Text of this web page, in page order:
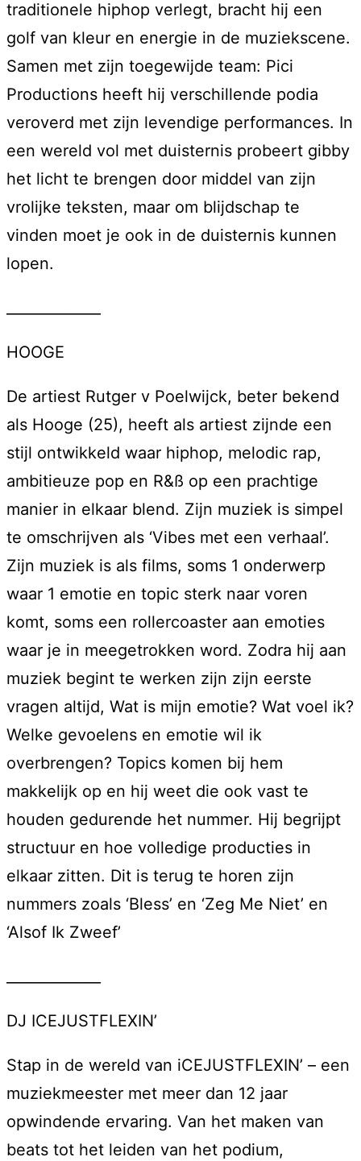
traditionele hiphop verlegt, bracht hij een
golf van kleur en energie in de muziekscene.
Samen met zijn toegewijde team: Pici
Productions heeft hij verschillende podia
veroverd met zijn levendige performances. In
een wereld vol met duisternis probeert gibby
het licht te brengen door middel van zijn
vrolijke teksten, maar om blijdschap te
vinden moet je ook in de duisternis kunnen
lopen.
HOOGE
De artiest Rutger v Poelwijck, beter bekend
als Hooge (25), heeft als artiest zijnde een
stijl ontwikkeld waar hiphop, melodic rap,
ambitieuze pop en R&ß op een prachtige
manier in elkaar blend. Zijn muziek is simpel
te omschrijven als ‘Vibes met een verhaal’.
Zijn muziek is als films, soms 1 onderwerp
waar 1 emotie en topic sterk naar voren
komt, soms een rollercoaster aan emoties
waar je in meegetrokken word. Zodra hij aan
muziek begint te werken zijn zijn eerste
vragen altijd, Wat is mijn emotie? Wat voel ik?
Welke gevoelens en emotie wil ik
overbrengen? Topics komen bij hem
makkelijk op en hij weet die ook vast te
houden gedurende het nummer. Hij begrijpt
structuur en hoe volledige producties in
elkaar zitten. Dit is terug te horen zijn
nummers zoals ‘Bless’ en ‘Zeg Me Niet’ en
‘Alsof Ik Zweef’
DJ ICEJUSTFLEXIN’
Stap in de wereld van iCEJUSTFLEXIN’ – een
muziekmeester met meer dan 12 jaar
opwindende ervaring. Van het maken van
beats tot het leiden van het podium,